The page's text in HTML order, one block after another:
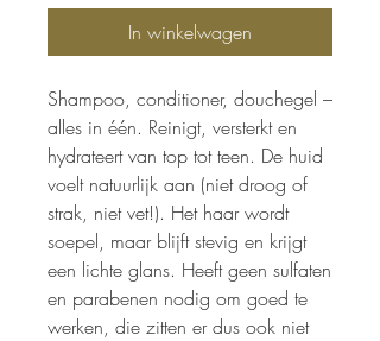
In winkelwagen
Shampoo, conditioner, douchegel –
alles in één. Reinigt, versterkt en
hydrateert van top tot teen. De huid
voelt natuurlijk aan (niet droog of
strak, niet vet!). Het haar wordt
soepel, maar blijft stevig en krijgt
een lichte glans. Heeft geen sulfaten
en parabenen nodig om goed te
werken, die zitten er dus ook niet